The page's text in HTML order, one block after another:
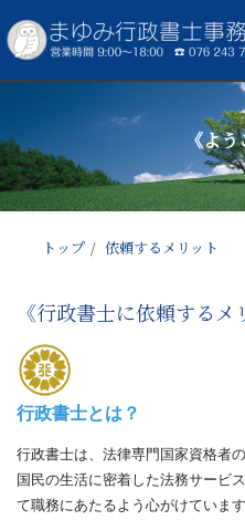
《よ
トップ 依頼するメリット
《行政書士に依頼するメ
行政書士とは？
行政書士は、法律専門国家資格者
国民の生活に密着した法務サービ
て職務にあたるよう心がけています